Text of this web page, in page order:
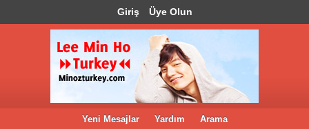
Giriş Üye Olun
Yeni Mesajlar Yardım Arama